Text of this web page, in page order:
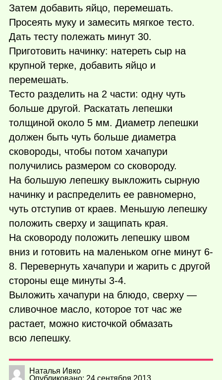
Затем добавить яйцо, перемешать.
Просеять муку и замесить мягкое тесто.
Дать тесту полежать минут 30.
Приготовить начинку: натереть сыр на
крупной терке, добавить яйцо и
перемешать.
Тесто разделить на 2 части: одну чуть
больше другой. Раскатать лепешки
толщиной около 5 мм. Диаметр лепешки
должен быть чуть больше диаметра
сковороды, чтобы потом хачапури
получились размером со сковороду.
На большую лепешку выкложить сырную
начинку и распределить ее равномерно,
чуть отступив от краев. Меньшую лепешку
положить сверху и защипать края.
На сковороду положить лепешку швом
вниз и готовить на маленьком огне минут 6-
8. Перевернуть хачапури и жарить с другой
стороны еще минуты 3-4.
Выложить хачапури на блюдо, сверху —
сливочное масло, которое тот час же
растает, можно кисточкой обмазать
всю лепешку.
Наталья Ивко